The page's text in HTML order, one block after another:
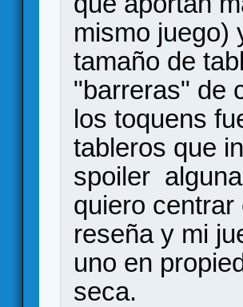
mismo juego)
tamaño de
"barreras" de
los toquens
tableros que
spoiler
quiero
reseña y mi
uno en
seca.